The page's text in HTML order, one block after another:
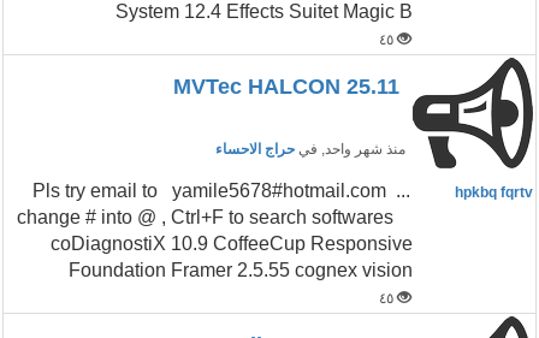
System 12.4 Effects Suitet Magic B
٤٥
منذ شهر واحد, في حراج الاحساء
hpkbq fqrtv
...Pls try email to yamile5678#hotmail.com
change # into @ , Ctrl+F to search softwares
coDiagnostiX 10.9 CoffeeCup Responsive
Foundation Framer 2.5.55 cognex vision
٤٥